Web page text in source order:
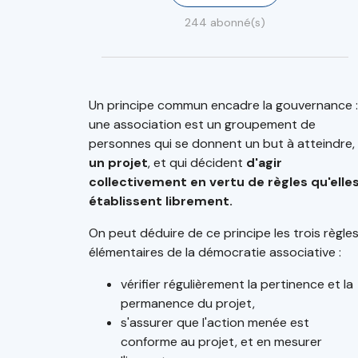
244 abonné(s)
Un principe commun encadre la gouvernance :
une association est un groupement de
personnes qui se donnent un but à atteindre,
un projet, et qui décident d'agir
collectivement en vertu de règles qu'elles
établissent librement.
On peut déduire de ce principe les trois règles
élémentaires de la démocratie associative :
vérifier régulièrement la pertinence et la
permanence du projet,
s'assurer que l'action menée est
conforme au projet, et en mesurer